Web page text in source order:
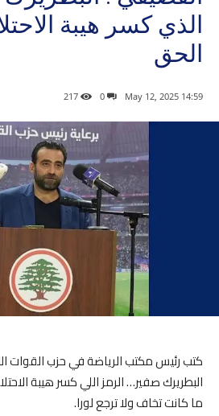
الذي كسر هيبة
الحق
14:59 2025 ,May 12
0
217
كتب رئيس مكتب الرياضة في حزب القوات
البطريرك صفير… الرمز اللي كسر هيبة
ما كانت تخاف ولا ترجع لورا.